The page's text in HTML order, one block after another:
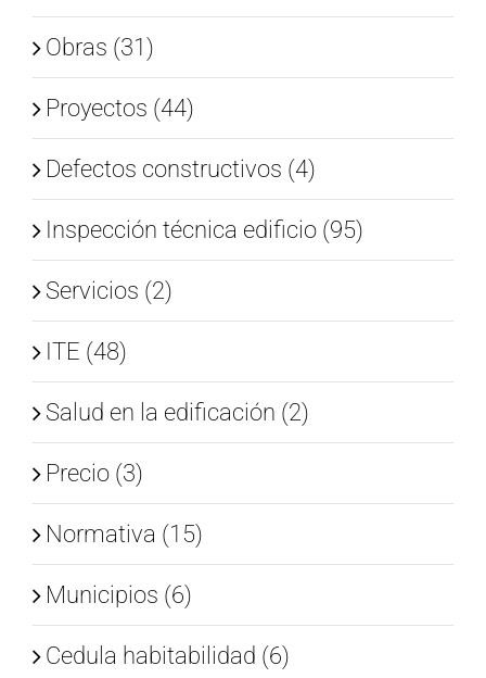
Obras (31)
Proyectos (44)
Defectos constructivos (4)
Inspección técnica edificio (95)
Servicios (2)
ITE (48)
Salud en la edificación (2)
Precio (3)
Normativa (15)
Municipios (6)
Cedula habitabilidad (6)